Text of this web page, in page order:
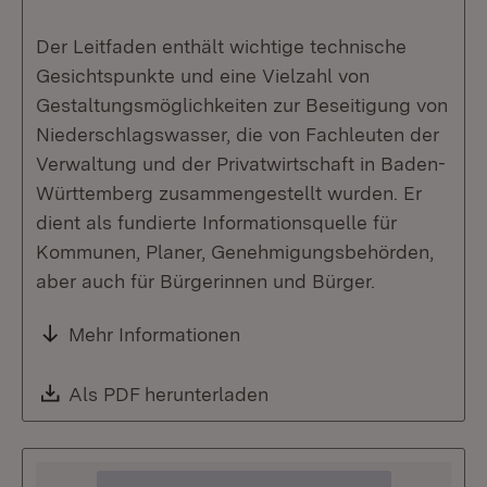
Der Leitfaden enthält wichtige technische
Gesichtspunkte und eine Vielzahl von
Gestaltungsmöglichkeiten zur Beseitigung von
Niederschlagswasser, die von Fachleuten der
Verwaltung und der Privatwirtschaft in Baden-
Württemberg zusammengestellt wurden. Er
dient als fundierte Informationsquelle für
Kommunen, Planer, Genehmigungsbehörden,
aber auch für Bürgerinnen und Bürger.
Mehr Informationen
Download:
Als PDF herunterladen